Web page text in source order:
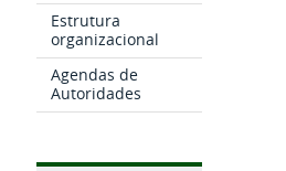
Estrutura
organizacional
Agendas de
Autoridades